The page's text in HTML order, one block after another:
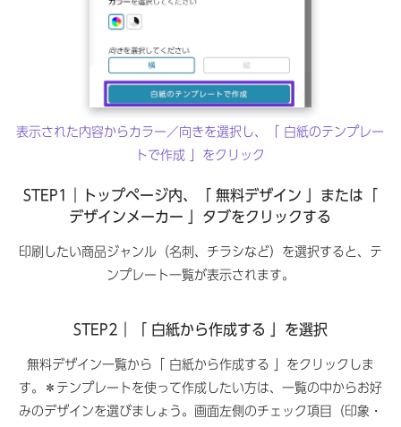
表示された内容からカラー／向きを選択し、「 白紙のテンプレー
トで作成 」をクリック
STEP1｜トップページ内、「 無料デザイン 」または「
デザインメーカー 」タブをクリックする
印刷したい商品ジャンル（名刺、チラシなど）を選択すると、テ
ンプレート一覧が表示されます。
STEP2｜「 白紙から作成する 」を選択
無料デザイン一覧から「 白紙から作成する 」をクリックしま
す。＊テンプレートを使って作成したい方は、一覧の中からお好
みのデザインを選びましょう。画面左側のチェック項目（印象・